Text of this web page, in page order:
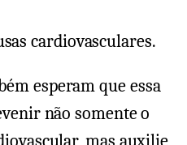
cardiovasculares.
esperam que essa
não somente o